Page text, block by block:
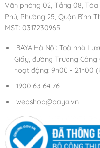
Văn phòng 02, Tầng 08, Tòa
Phủ, Phường 25, Quận Bình
MST: 0317230965
BAYA Hà Nội: Toà nhà
Giấy, đường Trương Công
hoạt động: 9h00 - 21h00
1900 63 64 76
webshop@baya.vn